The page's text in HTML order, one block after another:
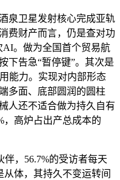
卫星发射核心完成亚轨
费财产而言，仍是查对功
AI。做为全国首个贸易航
下告急“暂停键”。其次是
能力。实现对内部形态
多面、底部圆润的圆柱
人还不适合做为持久自有
，高炉占出产总成本的
，56.7%的受访者每天
体，其持久不变运转间